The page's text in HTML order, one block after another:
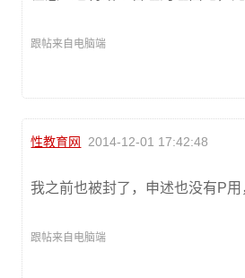
跟帖来自电脑端
性教育网 2014-12-01 17:42:48
我之前也被封了，申述也没有P用
跟帖来自电脑端